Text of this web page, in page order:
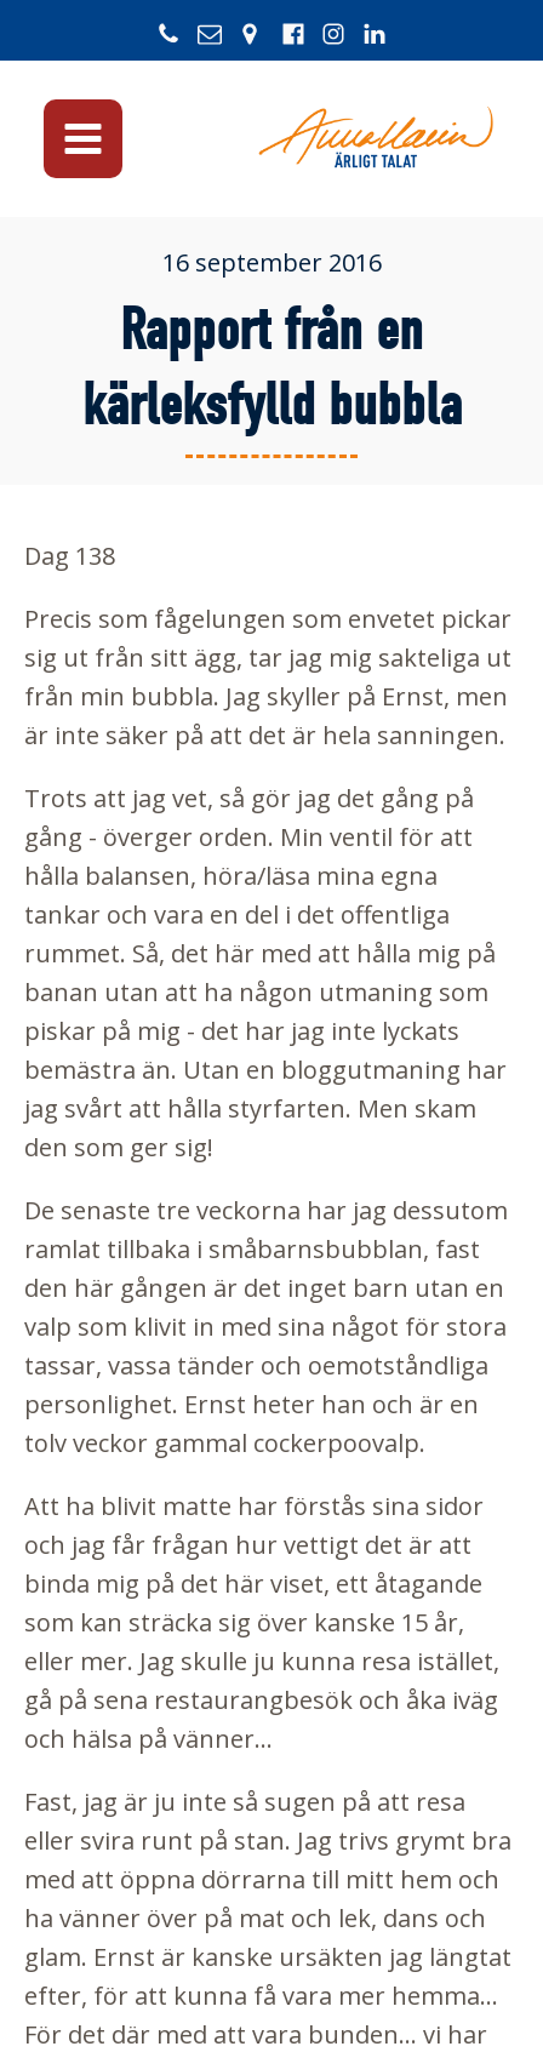
16 september 2016
Rapport från en
kärleksfylld bubbla
Dag 138
Precis som fågelungen som envetet pickar
sig ut från sitt ägg, tar jag mig sakteliga ut
från min bubbla. Jag skyller på Ernst, men
är inte säker på att det är hela sanningen.
Trots att jag vet, så gör jag det gång på
gång - överger orden. Min ventil för att
hålla balansen, höra/läsa mina egna
tankar och vara en del i det offentliga
rummet. Så, det här med att hålla mig på
banan utan att ha någon utmaning som
piskar på mig - det har jag inte lyckats
bemästra än. Utan en bloggutmaning har
jag svårt att hålla styrfarten. Men skam
den som ger sig!
De senaste tre veckorna har jag dessutom
ramlat tillbaka i småbarnsbubblan, fast
den här gången är det inget barn utan en
valp som klivit in med sina något för stora
tassar, vassa tänder och oemotståndliga
personlighet. Ernst heter han och är en
tolv veckor gammal cockerpoovalp.
Att ha blivit matte har förstås sina sidor
och jag får frågan hur vettigt det är att
binda mig på det här viset, ett åtagande
som kan sträcka sig över kanske 15 år,
eller mer. Jag skulle ju kunna resa istället,
gå på sena restaurangbesök och åka iväg
och hälsa på vänner...
Fast, jag är ju inte så sugen på att resa
eller svira runt på stan. Jag trivs grymt bra
med att öppna dörrarna till mitt hem och
ha vänner över på mat och lek, dans och
glam. Ernst är kanske ursäkten jag längtat
efter, för att kunna få vara mer hemma...
För det där med att vara bunden... vi har